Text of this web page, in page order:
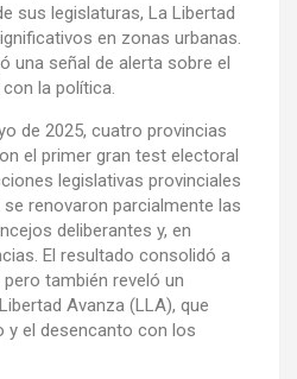
sus legislaturas, La Libertad
en zonas urbanas.
una señal de alerta sobre el
la política.
de 2025, cuatro provincias
el primer gran test electoral
legislativas provinciales
renovaron parcialmente las
deliberantes y, en
El resultado consolidó a
también reveló un
Avanza (LLA), que
y el desencanto con los